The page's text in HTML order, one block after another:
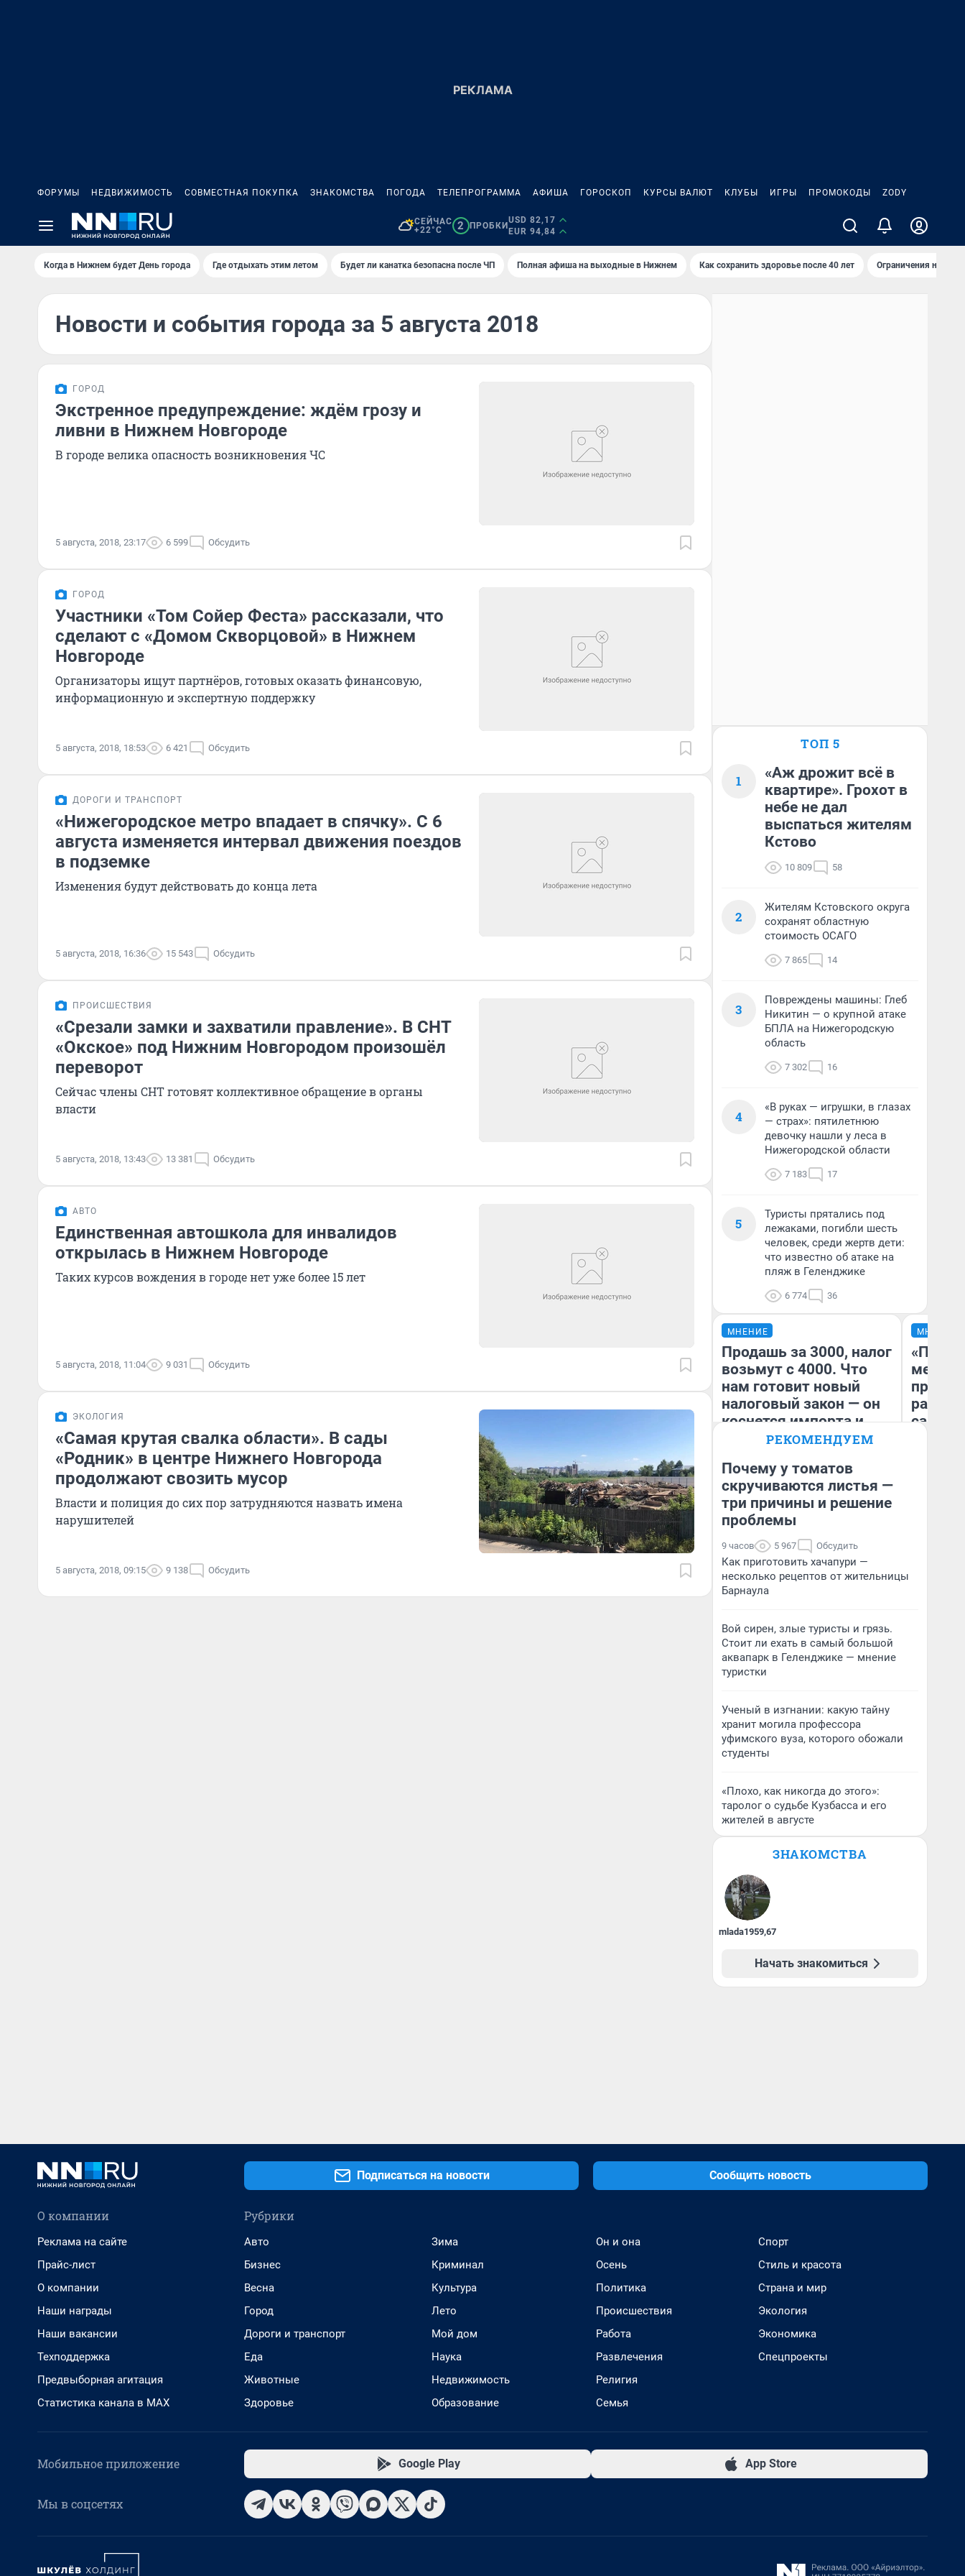
ФОРУМЫ НЕДВИЖИМОСТЬ СОВМЕСТНАЯ ПОКУПКА ЗНАКОМСТВА ПОГОДА ТЕЛЕПРОГРАММА АФИША ГОРОСКОП КУРСЫ ВАЛЮТ КЛУБЫ ИГРЫ ПРОМОКОДЫ ZODY
СЕЙЧАС
+22°C
2 ПРОБКИ
USD 82,17
EUR 94,84
Когда в Нижнем будет День города Где отдыхать этим летом Будет ли канатка безопасна после ЧП Полная афиша на выходные в Нижнем Как сохранить здоровье после 40 лет Ограничения на
Новости и события города за 5 августа 2018
ГОРОД
Экстренное предупреждение: ждём грозу и
ливни в Нижнем Новгороде
В городе велика опасность возникновения ЧС
5 августа, 2018, 23:17 6 599 Обсудить
ГОРОД
Участники «Том Сойер Феста» рассказали, что
сделают с «Домом Скворцовой» в Нижнем
Новгороде
Организаторы ищут партнёров, готовых оказать финансовую,
информационную и экспертную поддержку
5 августа, 2018, 18:53 6 421 Обсудить
ДОРОГИ И ТРАНСПОРТ
«Нижегородское метро впадает в спячку». С 6
августа изменяется интервал движения поездов
в подземке
Изменения будут действовать до конца лета
5 августа, 2018, 16:36 15 543 Обсудить
ПРОИСШЕСТВИЯ
«Срезали замки и захватили правление». В СНТ
«Окское» под Нижним Новгородом произошёл
переворот
Сейчас члены СНТ готовят коллективное обращение в органы
власти
5 августа, 2018, 13:43 13 381 Обсудить
АВТО
Единственная автошкола для инвалидов
открылась в Нижнем Новгороде
Таких курсов вождения в городе нет уже более 15 лет
5 августа, 2018, 11:04 9 031 Обсудить
ЭКОЛОГИЯ
«Самая крутая свалка области». В сады
«Родник» в центре Нижнего Новгорода
продолжают свозить мусор
Власти и полиция до сих пор затрудняются назвать имена
нарушителей
5 августа, 2018, 09:15 9 138 Обсудить
ТОП 5
1
«Аж дрожит всё в
квартире». Грохот в
небе не дал
выспаться жителям
Кстово
10 809 58
2
Жителям Кстовского округа
сохранят областную
стоимость ОСАГО
7 865 14
3
Повреждены машины: Глеб
Никитин — о крупной атаке
БПЛА на Нижегородскую
область
7 302 16
4
«В руках — игрушки, в глазах
— страх»: пятилетнюю
девочку нашли у леса в
Нижегородской области
7 183 17
5
Туристы прятались под
лежаками, погибли шесть
человек, среди жертв дети:
что известно об атаке на
пляж в Геленджике
6 774 36
МНЕНИЕ
Продашь за 3000, налог
возьмут с 4000. Что
нам готовит новый
налоговый закон — он
коснется импорта и
даже репетиторов
Анастасия Завгородняя
МНЕНИЕ
самом
РЕКОМЕНДУЕМ
Почему у томатов
скручиваются листья —
три причины и решение
проблемы
9 часов 5 967 Обсудить
Как приготовить хачапури —
несколько рецептов от жительницы
Барнаула
Вой сирен, злые туристы и грязь.
Стоит ли ехать в самый большой
аквапарк в Геленджике — мнение
туристки
Ученый в изгнании: какую тайну
хранит могила профессора
уфимского вуза, которого обожали
студенты
«Плохо, как никогда до этого»:
таролог о судьбе Кузбасса и его
жителей в августе
ЗНАКОМСТВА
mlada1959,67
Начать знакомиться
Подписаться на новости Сообщить новость
О компании
Реклама на сайте
Прайс-лист
О компании
Наши награды
Наши вакансии
Техподдержка
Предвыборная агитация
Статистика канала в MAX
Рубрики
Авто
Бизнес
Весна
Город
Дороги и транспорт
Еда
Животные
Здоровье
Зима
Криминал
Культура
Лето
Мой дом
Наука
Недвижимость
Образование
Он и она
Осень
Политика
Происшествия
Работа
Развлечения
Религия
Семья
Спорт
Стиль и красота
Страна и мир
Экология
Экономика
Спецпроекты
Мобильное приложение Google Play App Store
Мы в соцсетях